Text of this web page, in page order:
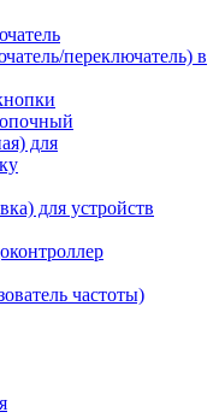
переключатель) в
для
для устройств
частоты)